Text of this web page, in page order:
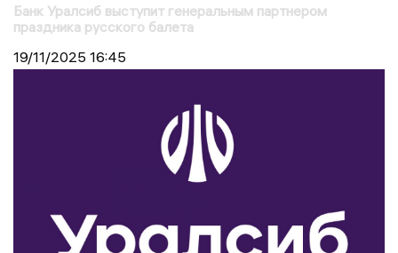
Банк Уралсиб выступит генеральным партнером
праздника русского балета
19/11/2025 16:45